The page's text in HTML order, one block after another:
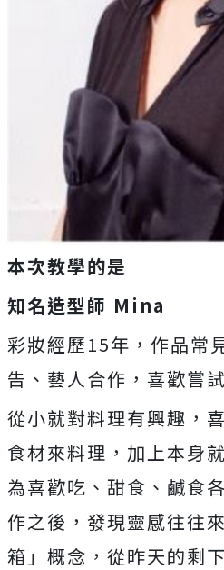
本次教學的是
知名造型師 Mina
彩妝經歷15年，作品常
告、藝人合作，喜歡嘗
從小就對料理有興趣，
食材來料理，加上本身
為喜歡吃、甜食、鹹食
作之後，發現靈感往往
箱」概念，從昨天的剩